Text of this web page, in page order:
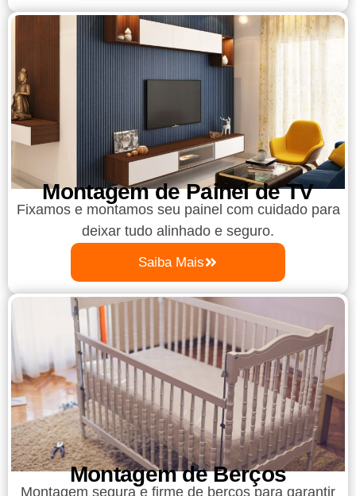
Montagem de Painel de TV
Fixamos e montamos seu painel com cuidado para
deixar tudo alinhado e seguro.
Saiba Mais
Montagem de Berços
Montagem segura e firme de berços para garantir